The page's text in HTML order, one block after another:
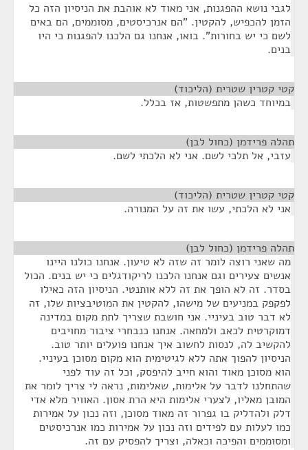
לגבי נושא ההפגנות, אני מאוד לא אוהבת את הניסיון הזה כל
הזמן להכפיש, להקטין. "הם אנרכיסטים, מסוממים, הם באים
לשם כי יש בחורות". בואו, אנחנו גם הלכנו להפגנות כי היו
בנים.
קטי קטרין שטרית (הליכוד)
במיוחד כשהן מתפשטות, אז בכלל.
תהלה פרידמן (כחול לבן)
עזבי, אל תלכי לשם. אני לא הלכתי לשם.
קטי קטרין שטרית (הליכוד)
אני לא הלכתי, עשו את זה על המנורה.
תהלה פרידמן (כחול לבן)
מה שאני רוצה לומר זה שזה לא טיעון. אנחנו כולנו היינו
אנשים צעירים וגם אנחנו הלכנו לריקודגלים כי יש בנים. הכול
בסדר. זה לא הופך את זה ללא אותנטי. הניסיון הזה כאילו
לפקפק במניעים של מישהו, להקטין את המוטיבציות שלו, זה
לא דבר טוב בעיניי. אני חושבת שצריך לתת מקום במדינה
דמוקרטית לכאב ולמחאה. אנחנו כנבחרי ציבור מחויבים
להקשיב לה, לנסות לחשוב איך אנחנו פועלים יותר טוב.
הניסיון להפוך אתה ללא לגיטימית הוא מקום מסוכן בעיניי.
הוא מסוכן מאוד והוא חייב להיפסק, וכל זה עוד לפני
שהתחלנו לדבר על אלימות, שאלימות, נראה לי צריך לומר את
המובן מאליו, לצערי אלימות היא הרת אסון. האוויר מלא אדי
דלק ולהדליק בו גפרור זה מאוד מסוכן, וזה נכון על אמירות
כמו לעלות עם לפידים וזה נכון על אמירות כמו אנרכיסטים
ומסוממים והפיכה וכאלה, וצריך להפסיק עם זה.